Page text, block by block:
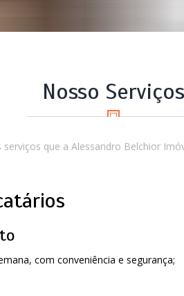
Nosso Serviços
serviços que a Alessandro Belchior
com conveniência e segurança;